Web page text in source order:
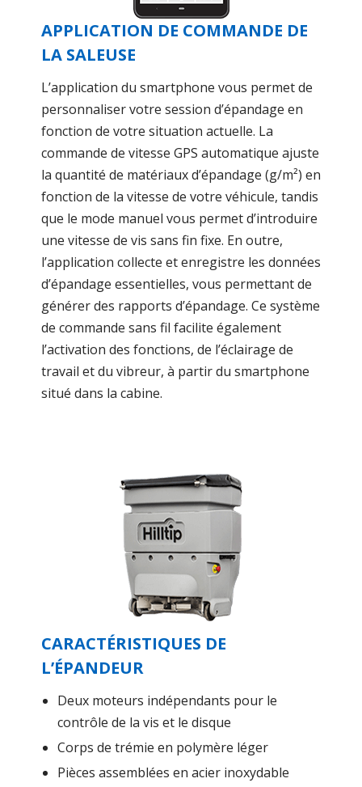
APPLICATION DE COMMANDE DE
LA SALEUSE
L’application du smartphone vous permet de
personnaliser votre session d’épandage en
fonction de votre situation actuelle. La
commande de vitesse GPS automatique ajuste
la quantité de matériaux d’épandage (g/m²) en
fonction de la vitesse de votre véhicule, tandis
que le mode manuel vous permet d’introduire
une vitesse de vis sans fin fixe. En outre,
l’application collecte et enregistre les données
d’épandage essentielles, vous permettant de
générer des rapports d’épandage. Ce système
de commande sans fil facilite également
l’activation des fonctions, de l’éclairage de
travail et du vibreur, à partir du smartphone
situé dans la cabine.
CARACTÉRISTIQUES DE
L’ÉPANDEUR
Deux moteurs indépendants pour le
contrôle de la vis et le disque
Corps de trémie en polymère léger
Pièces assemblées en acier inoxydable